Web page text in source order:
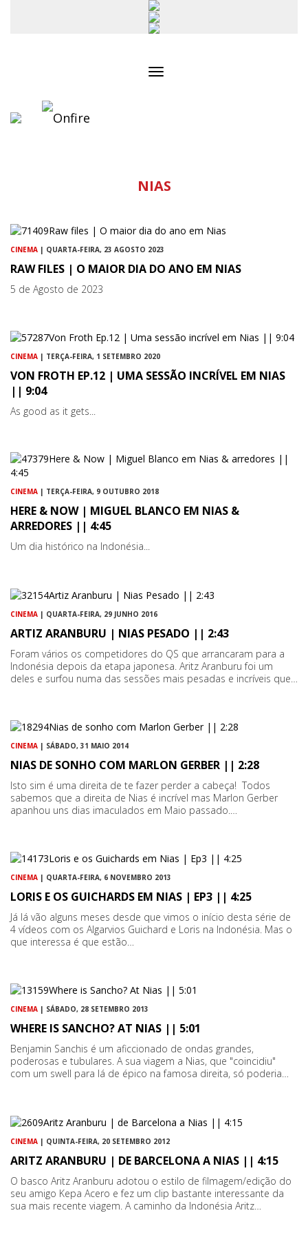
NIAS
CINEMA | QUARTA-FEIRA, 23 AGOSTO 2023
RAW FILES | O MAIOR DIA DO ANO EM NIAS
5 de Agosto de 2023
CINEMA | TERÇA-FEIRA, 1 SETEMBRO 2020
VON FROTH EP.12 | UMA SESSÃO INCRÍVEL EM NIAS
|| 9:04
As good as it gets...
CINEMA | TERÇA-FEIRA, 9 OUTUBRO 2018
HERE & NOW | MIGUEL BLANCO EM NIAS &
ARREDORES || 4:45
Um dia histórico na Indonésia...
CINEMA | QUARTA-FEIRA, 29 JUNHO 2016
ARTIZ ARANBURU | NIAS PESADO || 2:43
Foram vários os competidores do QS que arrancaram para a
Indonésia depois da etapa japonesa. Aritz Aranburu foi um
deles e surfou numa das sessões mais pesadas e incríveis que…
CINEMA | SÁBADO, 31 MAIO 2014
NIAS DE SONHO COM MARLON GERBER || 2:28
Isto sim é uma direita de te fazer perder a cabeça! Todos
sabemos que a direita de Nias é incrível mas Marlon Gerber
apanhou uns dias imaculados em Maio passado.…
CINEMA | QUARTA-FEIRA, 6 NOVEMBRO 2013
LORIS E OS GUICHARDS EM NIAS | EP3 || 4:25
Já lá vão alguns meses desde que vimos o início desta série de
4 vídeos com os Algarvios Guichard e Loris na Indonésia. Mas o
que interessa é que estão…
CINEMA | SÁBADO, 28 SETEMBRO 2013
WHERE IS SANCHO? AT NIAS || 5:01
Benjamin Sanchis é um aficcionado de ondas grandes,
poderosas e tubulares. A sua viagem a Nias, que "coincidiu"
com um swell para lá de épico na famosa direita, só poderia…
CINEMA | QUINTA-FEIRA, 20 SETEMBRO 2012
ARITZ ARANBURU | DE BARCELONA A NIAS || 4:15
O basco Aritz Aranburu adotou o estilo de filmagem/edição do
seu amigo Kepa Acero e fez um clip bastante interessante da
sua mais recente viagem. A caminho da Indonésia Aritz…